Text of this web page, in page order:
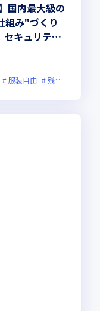
国内最大級の
組み"づくり
セキュリティ
ジション｜ハ
服装自由 残業月20時間未満